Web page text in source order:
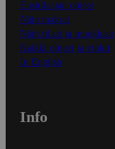
Ensitilaajan ohjeet
Näin maksat
Näin tilaat ja muokkaat
Kaikki ohjeet ja vinkit
In English
Info